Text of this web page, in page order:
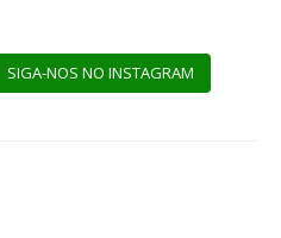
SIGA-NOS NO INSTAGRAM